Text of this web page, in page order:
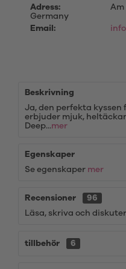
Adress:
Am
Germany
Email:
Beskrivning
Ja, den perfekta kyssen
erbjuder mjuk,
Deep...mer
Egenskaper
Se egenskaper mer
Recensioner
96
Läsa, skriva och
tillbehör 6